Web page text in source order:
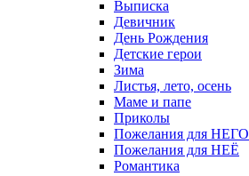
Выписка
Девичник
День Рождения
Детские герои
Зима
Листья, лето, осень
Маме и папе
Приколы
Пожелания для НЕГО
Пожелания для НЕЁ
Романтика